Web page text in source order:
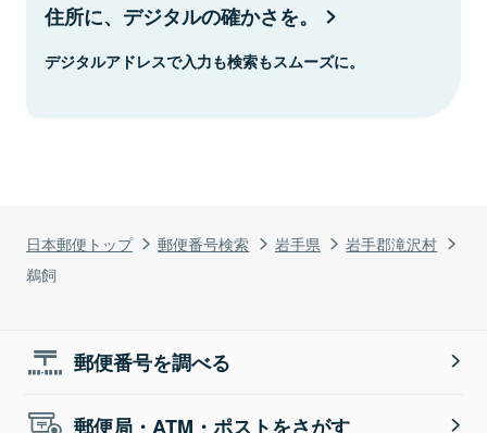
日本郵便トップ 郵便番号検索 岩手県
岩手郡滝沢村
鵜飼
住所に、デジタルの確かさを。
デジタルアドレスで入力も検索もスムーズに。
郵便番号を調べる
郵便局・ATM・ポストをさがす